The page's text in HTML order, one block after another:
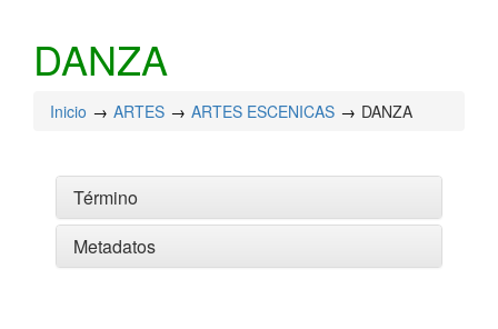
DANZA
Inicio ARTES ARTES ESCENICAS DANZA
Término
Metadatos